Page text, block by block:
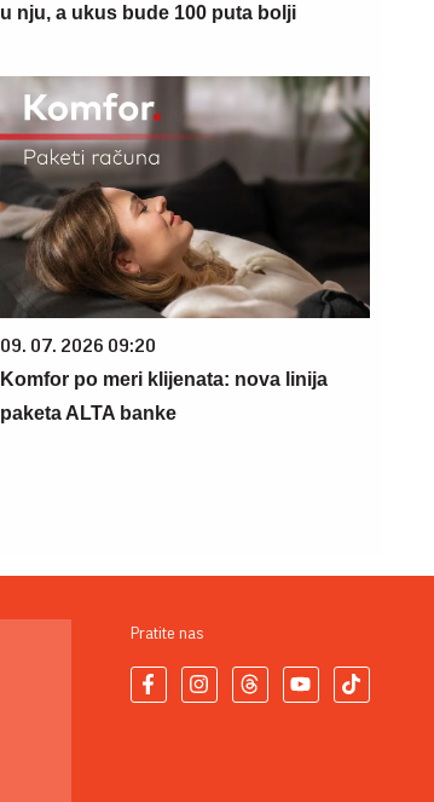
u nju, a ukus bude 100 puta bolji
09. 07. 2026 09:20
Komfor po meri klijenata: nova linija
paketa ALTA banke
Pratite nas